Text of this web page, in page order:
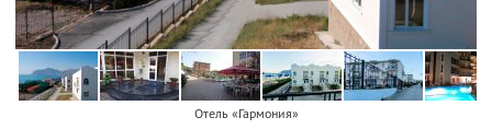
Отель «Гармония»